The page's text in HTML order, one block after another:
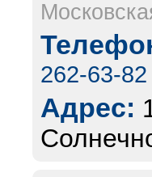
262-63-82
Адрес: